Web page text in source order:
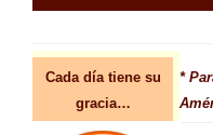
Cada día tiene su
gracia…
*